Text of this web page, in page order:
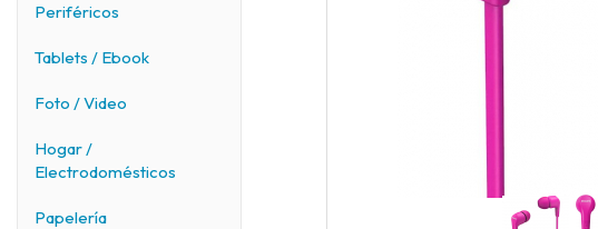
Periféricos
Tablets / Ebook
Foto / Video
Hogar /
Electrodomésticos
Papelería